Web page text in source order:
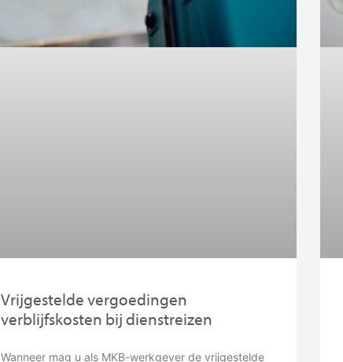
Vrijgestelde vergoedingen
verblijfskosten bij dienstreizen
Wanneer mag u als MKB-werkgever de vrijgestelde